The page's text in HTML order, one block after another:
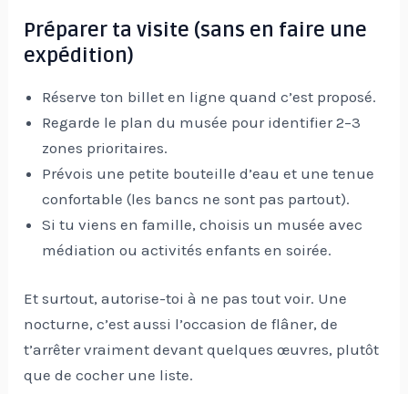
Préparer ta visite (sans en faire une
expédition)
Réserve ton billet en ligne quand c’est proposé.
Regarde le plan du musée pour identifier 2–3
zones prioritaires.
Prévois une petite bouteille d’eau et une tenue
confortable (les bancs ne sont pas partout).
Si tu viens en famille, choisis un musée avec
médiation ou activités enfants en soirée.
Et surtout, autorise-toi à ne pas tout voir. Une
nocturne, c’est aussi l’occasion de flâner, de
t’arrêter vraiment devant quelques œuvres, plutôt
que de cocher une liste.